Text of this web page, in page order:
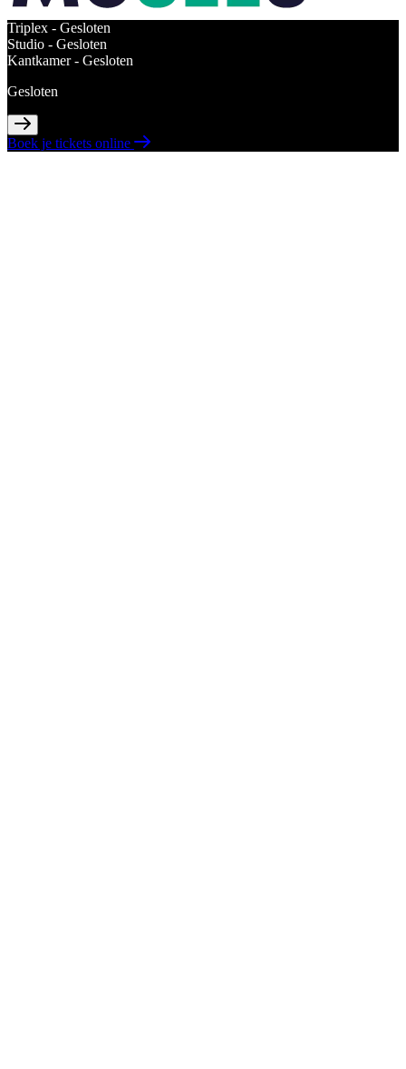
Triplex - Gesloten
Studio - Gesloten
Kantkamer - Gesloten
Gesloten
Boek je tickets online